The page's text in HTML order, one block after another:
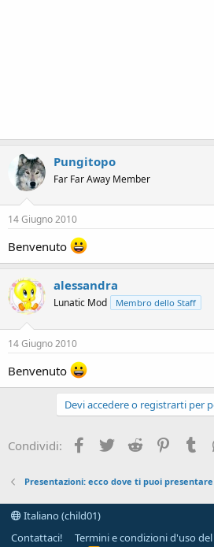
Pungitopo
Far Far Away Member
14 Giugno 2010
Benvenuto
alessandra
Lunatic Mod Membro dello Staff
14 Giugno 2010
Benvenuto
Devi accedere o registrarti per
Condividi: Facebook
Twitter Reddit
Presentazioni: ecco dove ti puoi presentare
Italiano (child01)
Contattaci!
Termini e condizioni d'uso